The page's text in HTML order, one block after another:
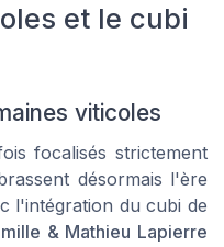
et le cubi
viticoles
focalisés strictement
désormais l'ère
l'intégration du cubi de
& Mathieu Lapierre